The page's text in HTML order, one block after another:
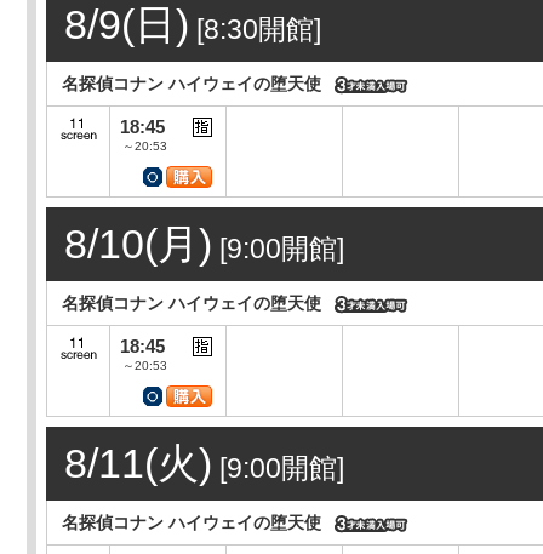
8/9(日) [8:30開館]
名探偵コナン ハイウェイの堕天使
18:45
～20:53
8/10(月) [9:00開館]
名探偵コナン ハイウェイの堕天使
18:45
～20:53
8/11(火) [9:00開館]
名探偵コナン ハイウェイの堕天使